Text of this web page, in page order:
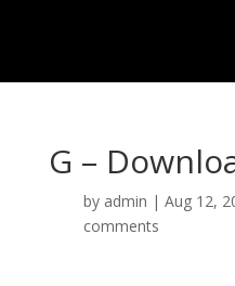
G –
by admin | Aug 12,
comments